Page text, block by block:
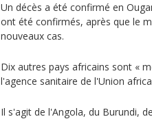
Un décès a été confirmé en
ont été confirmés, après que le
nouveaux cas.
Dix autres pays africains sont «
l'agence sanitaire de l'Union
Il s'agit de l'Angola, du Burundi,